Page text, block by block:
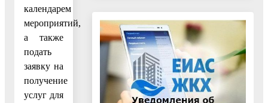
календарем
мероприятий,
а также
подать
заявку на
получение
услуг для